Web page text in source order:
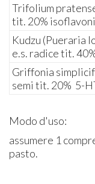
Trifolium
tit. 20% isoflavoni
Kudzu (Pueraria
e.s. radice tit.
Griffonia
semi tit. 20% 5-
Modo d'uso:
assumere 1
pasto.